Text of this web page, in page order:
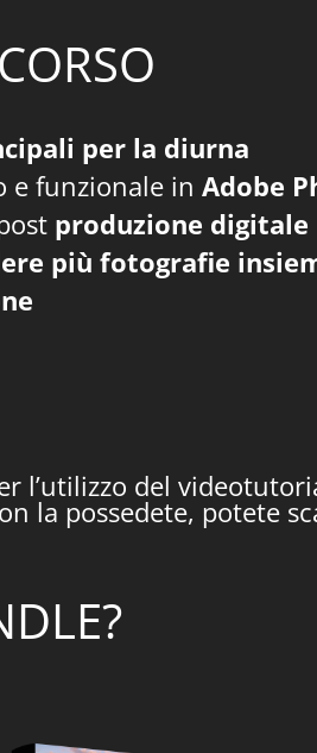
per la diurna
e funzionale inAdobe
produzione digitale
più fotografie
l’utilizzo del
la possedete, potete